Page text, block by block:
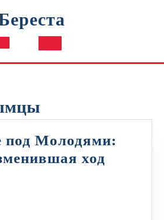
Кнопка
под Молодями:
ход